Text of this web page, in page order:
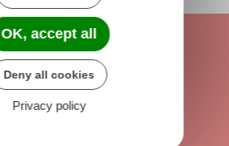
OK, accept all
Deny all cookies
Privacy policy